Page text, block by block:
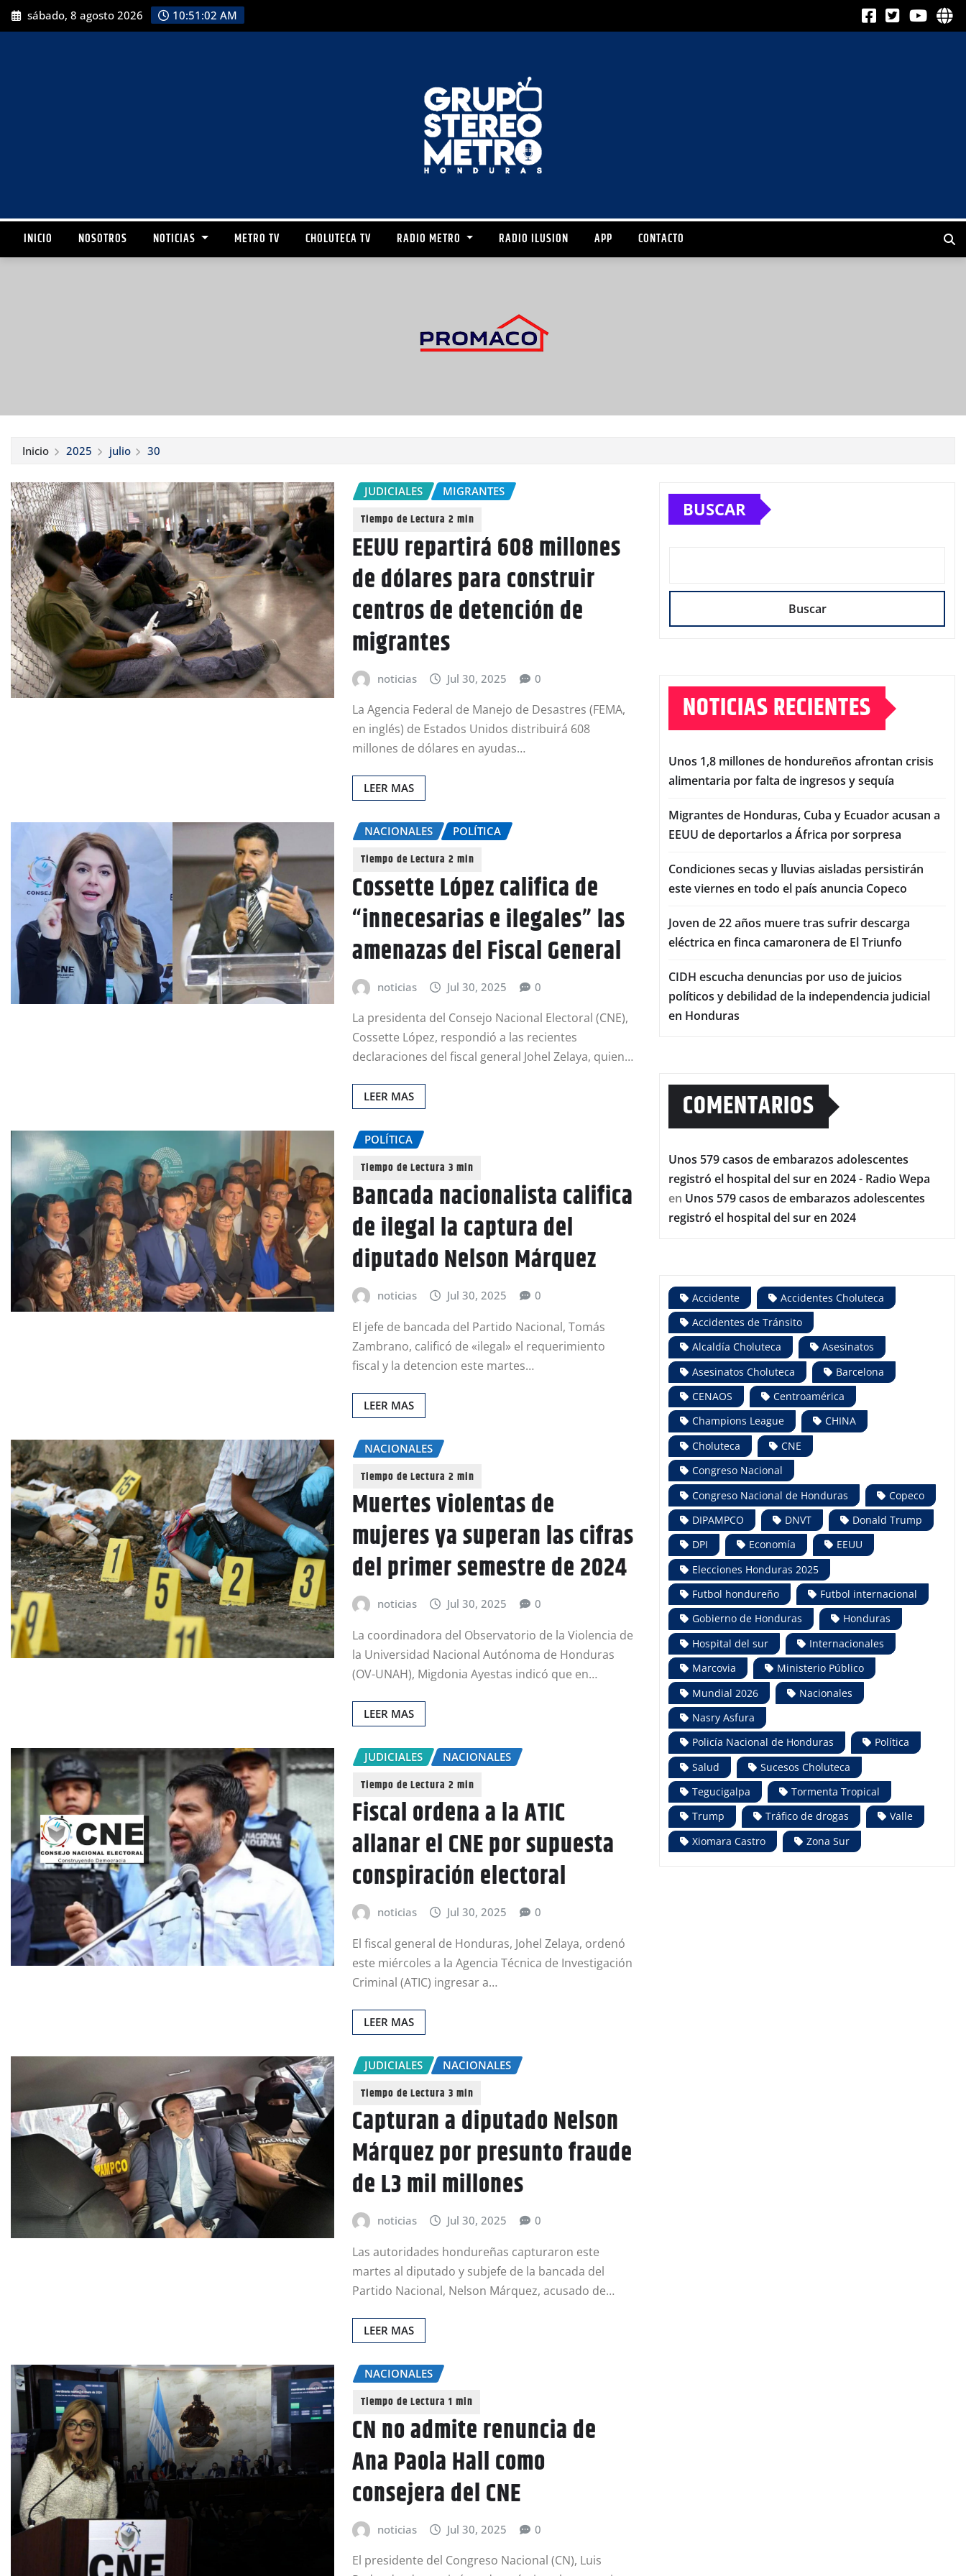
sábado, 8 agosto 2026 10:51:04 AM
INICIO NOSOTROS NOTICIAS METRO TV CHOLUTECA TV RADIO METRO RADIO ILUSION APP CONTACTO
Inicio 2025 julio 30
JUDICIALES MIGRANTES
EEUU repartirá 608 millones
de dólares para construir
centros de detención de
migrantes
noticias Jul 30, 2025 0
La Agencia Federal de Manejo de Desastres (FEMA,
en inglés) de Estados Unidos distribuirá 608
millones de dólares en ayudas…
LEER MAS
NACIONALES POLÍTICA
Cossette López califica de
“innecesarias e ilegales” las
amenazas del Fiscal General
noticias Jul 30, 2025 0
La presidenta del Consejo Nacional Electoral (CNE),
Cossette López, respondió a las recientes
declaraciones del fiscal general Johel Zelaya, quien…
LEER MAS
POLÍTICA
Bancada nacionalista califica
de ilegal la captura del
diputado Nelson Márquez
noticias Jul 30, 2025 0
El jefe de bancada del Partido Nacional, Tomás
Zambrano, calificó de «ilegal» el requerimiento
fiscal y la detencion este martes…
LEER MAS
NACIONALES
Muertes violentas de
mujeres ya superan las cifras
del primer semestre de 2024
noticias Jul 30, 2025 0
La coordinadora del Observatorio de la Violencia de
la Universidad Nacional Autónoma de Honduras
(OV-UNAH), Migdonia Ayestas indicó que en…
LEER MAS
JUDICIALES NACIONALES
Fiscal ordena a la ATIC
allanar el CNE por supuesta
conspiración electoral
noticias Jul 30, 2025 0
El fiscal general de Honduras, Johel Zelaya, ordenó
este miércoles a la Agencia Técnica de Investigación
Criminal (ATIC) ingresar a…
LEER MAS
JUDICIALES NACIONALES
Capturan a diputado Nelson
Márquez por presunto fraude
de L3 mil millones
noticias Jul 30, 2025 0
Las autoridades hondureñas capturaron este
martes al diputado y subjefe de la bancada del
Partido Nacional, Nelson Márquez, acusado de…
LEER MAS
NACIONALES
CN no admite renuncia de
Ana Paola Hall como
consejera del CNE
noticias Jul 30, 2025 0
El presidente del Congreso Nacional (CN), Luis
BUSCAR
Buscar
NOTICIAS RECIENTES
Unos 1,8 millones de hondureños afrontan crisis
alimentaria por falta de ingresos y sequía
Migrantes de Honduras, Cuba y Ecuador acusan a
EEUU de deportarlos a África por sorpresa
Condiciones secas y lluvias aisladas persistirán
este viernes en todo el país anuncia Copeco
Joven de 22 años muere tras sufrir descarga
eléctrica en finca camaronera de El Triunfo
CIDH escucha denuncias por uso de juicios
políticos y debilidad de la independencia judicial
en Honduras
COMENTARIOS
Unos 579 casos de embarazos adolescentes
registró el hospital del sur en 2024 - Radio Wepa
en Unos 579 casos de embarazos adolescentes
registró el hospital del sur en 2024
Accidente
Accidentes Choluteca
Accidentes de Tránsito
Alcaldía Choluteca
Asesinatos
Asesinatos Choluteca
Barcelona
CENAOS
Centroamérica
Champions League
CHINA
Choluteca
CNE
Congreso Nacional
Congreso Nacional de Honduras
Copeco
DIPAMPCO
DNVT
Donald Trump
DPI
Economía
EEUU
Elecciones Honduras 2025
Futbol hondureño
Futbol internacional
Gobierno de Honduras
Honduras
Hospital del sur
Internacionales
Marcovia
Ministerio Público
Mundial 2026
Nacionales
Nasry Asfura
Policía Nacional de Honduras
Política
Salud
Sucesos Choluteca
Tegucigalpa
Tormenta Tropical
Trump
Tráfico de drogas
Valle
Xiomara Castro
Zona Sur